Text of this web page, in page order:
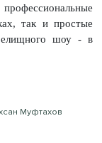
так и простые
шоу - в
Муфтахов